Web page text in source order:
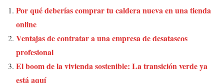
Por qué deberías comprar tu caldera nueva en una tienda
online
Ventajas de contratar a una empresa de desatascos
profesional
El boom de la vivienda sostenible: La transición verde ya
está aquí